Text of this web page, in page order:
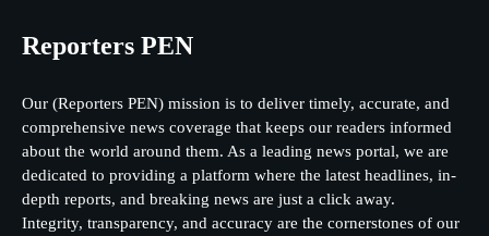
Reporters PEN
Our (Reporters PEN) mission is to deliver timely, accurate, and
comprehensive news coverage that keeps our readers informed
about the world around them. As a leading news portal, we are
dedicated to providing a platform where the latest headlines, in-
depth reports, and breaking news are just a click away.
Integrity, transparency, and accuracy are the cornerstones of our